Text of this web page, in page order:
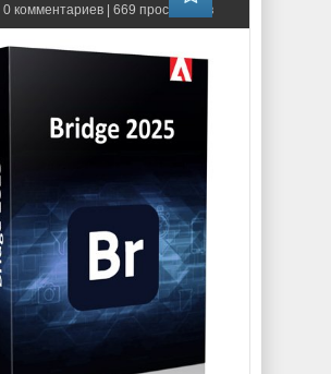
| 0 комментариев | 669 просмотров